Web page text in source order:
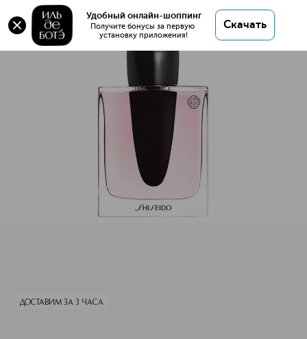
Удобный онлайн-шоппинг
Получите бонусы за первую
установку приложения!
Скачать
Оригинал 💯 Ginza Парфюмерная вода купить в
интернет магазине ИЛЬ ДЕ БОТЭ с доставкой.
Ginza Парфюмерная вода
Характеристики
ДОСТАВИМ ЗА 3 ЧАСА